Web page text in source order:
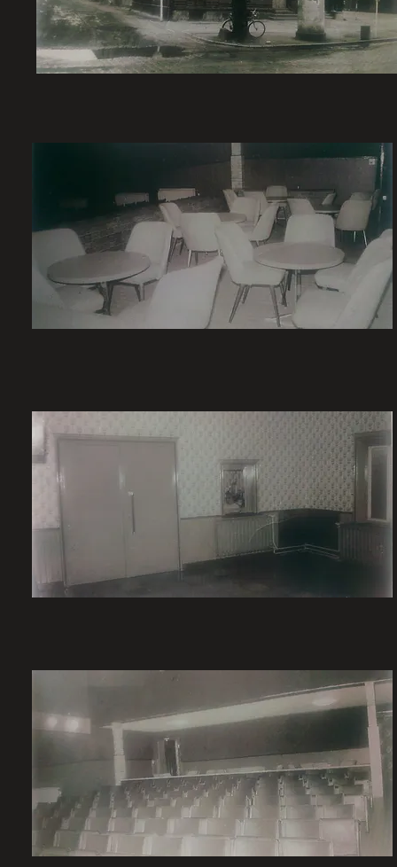
In den Jahren vor der Wende flauten die Besucherzahlen
sogenannte Bierbar ein. Aber das half wenig.
Die Eingangshalle und das Vestibül dahinter sehen recht
Trotz vieler Bemühungen schrumpften Anfang der 90er
immer schließen musste…